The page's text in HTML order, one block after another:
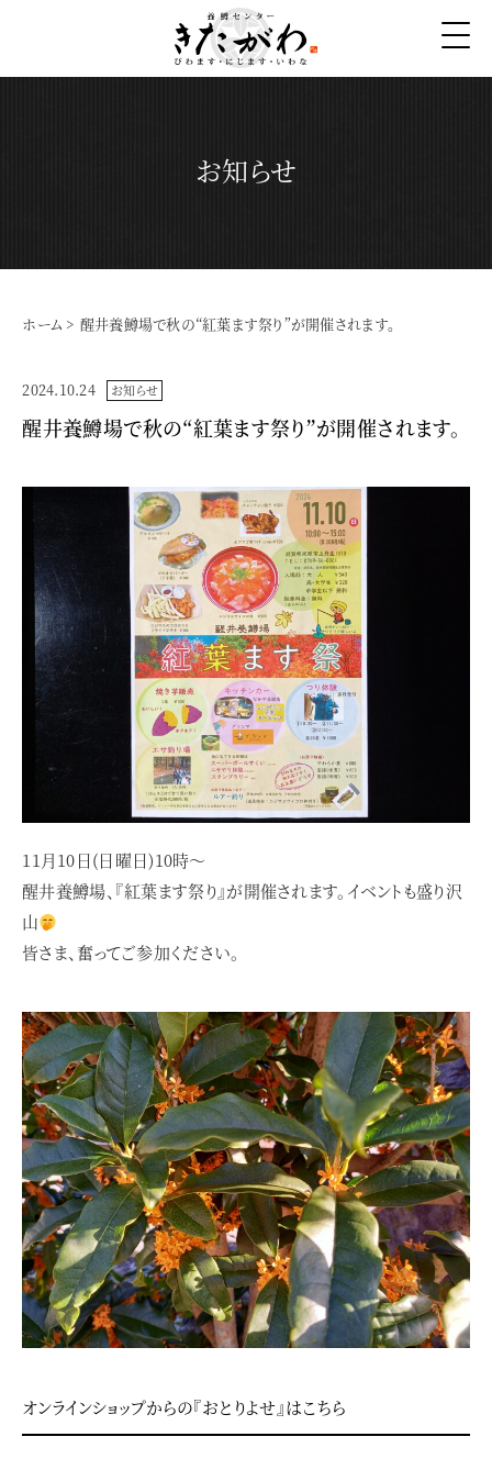
お知らせ
ホーム > 醒井養鱒場で秋の“紅葉ます祭り”が開催されます。
2024.10.24 お知らせ
醒井養鱒場で秋の“紅葉ます祭り”が開催されます。
11月10日(日曜日)10時～
醒井養鱒場、『紅葉ます祭り』が開催されます。イベントも盛り沢
山
皆さま、奮ってご参加ください。
オンラインショップからの『おとりよせ』はこちら